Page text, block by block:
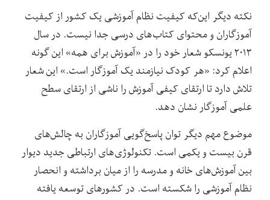
نکته دیگر این‌که کیفیت نظام آموزشی یک کشور از کیفیت
آموزگاران و محتوای کتاب‌های درسی جدا نیست. در سال
۲۰۱۳ یونسکو شعار خود را در «آموزش برای همه» این گونه
اعلام کرد: «هر کودک نیازمند یک آموزگار است.» این شعار
تلاش دارد تا ارتقای کیفی آموزش را ناشی از ارتقای سطح
علمی آموزگار نشان دهد.
موضوع مهم دیگر توان پاسخ‌گویی آموزگاران به چالش‌های
قرن بیست و یکمی است. تکنولوژی‌های ارتباطی جدید دیوار
بین آموزش‌های خانه و مدرسه را از میان برداشته‌ و انحصار
نظام آموزشی را شکسته است. در کشورهای توسعه یافته